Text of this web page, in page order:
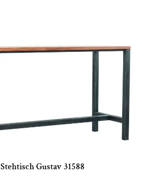
Stehtisch Gustav 31588